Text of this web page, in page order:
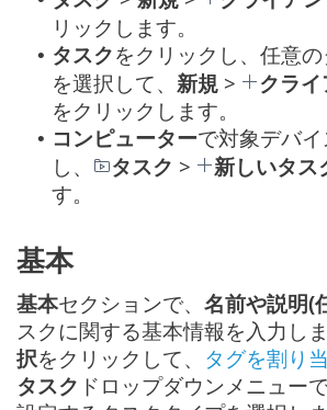
リックします。
• タスクをクリックし、任意
を選択して、 新規 >
クラ
をクリックします。
• コンピューターで対象デバ
し、
タスク > 新しいタス
す。
基本
基本セクションで、 名前や説明(
スクに関する基本情報を入力し
択をクリックして、 タグを割り
タスク ドロップダウンメニュー